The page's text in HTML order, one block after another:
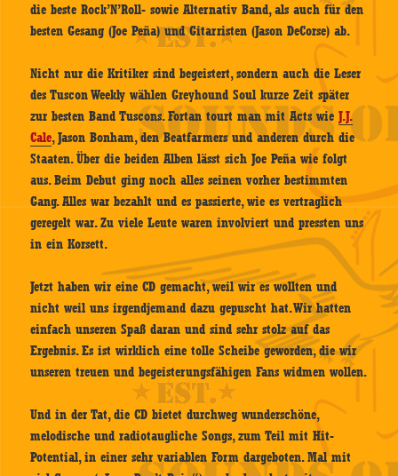
die beste Rock’N’Roll- sowie Alternativ Band, als auch für den
besten Gesang (Joe Peña) und Gitarristen (Jason DeCorse) ab.
Nicht nur die Kritiker sind begeistert, sondern auch die Leser
des Tuscon Weekly wählen Greyhound Soul kurze Zeit später
zur besten Band Tuscons. Fortan tourt man mit Acts wieJ.J.
Cale, Jason Bonham, den Beatfarmers und anderen durch die
Staaten. Über die beiden Alben lässt sich Joe Peña wie folgt
aus. Beim Debut ging noch alles seinen vorher bestimmten
Gang. Alles war bezahlt und es passierte, wie es vertraglich
geregelt war. Zu viele Leute waren involviert und pressten uns
in ein Korsett.
Jetzt haben wir eine CD gemacht, weil wir es wollten und
nicht weil uns irgendjemand dazu gepuscht hat. Wir hatten
einfach unseren Spaß daran und sind sehr stolz auf das
Ergebnis. Es ist wirklich eine tolle Scheibe geworden, die wir
unseren treuen und begeisterungsfähigen Fans widmen wollen.
Und in der Tat, die CD bietet durchweg wunderschöne,
melodische und radiotaugliche Songs, zum Teil mit Hit-
Potential, in einer sehr variablen Form dargeboten. Mal mit